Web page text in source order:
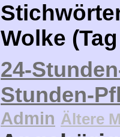
Wolke
24-
Stunden-
Admin Ältere